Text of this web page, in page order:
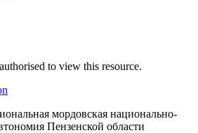
to view this resource.
мордовская национально-
Пензенской области